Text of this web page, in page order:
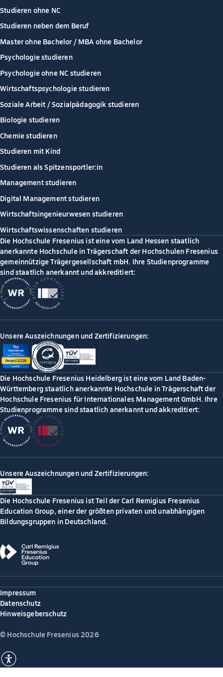
Studieren ohne NC
Studieren neben dem Beruf
Master ohne Bachelor / MBA ohne Bachelor
Psychologie studieren
Psychologie ohne NC studieren
Wirtschaftspsychologie studieren
Soziale Arbeit / Sozialpädagogik studieren
Biologie studieren
Chemie studieren
Studieren mit Kind
Studieren als Spitzensportler:in
Management studieren
Digital Management studieren
Wirtschaftsingenieurwesen studieren
Wirtschaftswissenschaften studieren
Die Hochschule Fresenius ist eine vom Land Hessen staatlich
anerkannte Hochschule in Trägerschaft der Hochschulen Fresenius
gemeinnützige Trägergesellschaft mbH. Ihre Studienprogramme
sind staatlich anerkannt und akkreditiert:
Unsere Auszeichnungen und Zertifizierungen:
Die Hochschule Fresenius Heidelberg ist eine vom Land Baden-
Württemberg staatlich anerkannte Hochschule in Trägerschaft der
Hochschule Fresenius für Internationales Management GmbH. Ihre
Studienprogramme sind staatlich anerkannt und akkreditiert:
Unsere Auszeichnungen und Zertifizierungen:
Die Hochschule Fresenius ist Teil der Carl Remigius Fresenius
Education Group, einer der größten privaten und unabhängigen
Bildungsgruppen in Deutschland.
Impressum
Datenschutz
Hinweisgeberschutz
© Hochschule Fresenius 2026